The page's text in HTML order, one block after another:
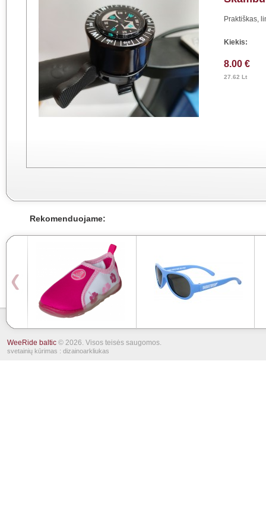
Praktiškas,
Kiekis:
8.00 €
27.62 Lt
Rekomenduojame:
WeeRide baltic © 2026. Visos teisės saugomos.
svetainių kūrimas : dizainoarkliukas